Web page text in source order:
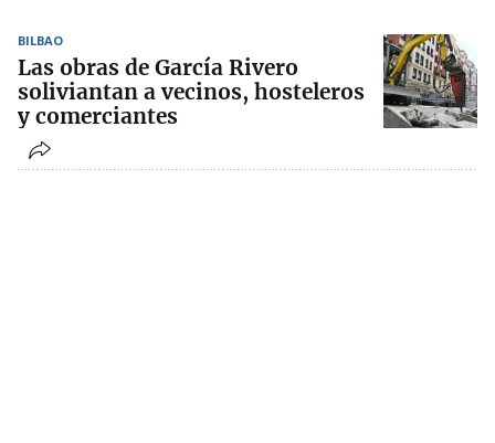
BILBAO
Las obras de García Rivero
soliviantan a vecinos, hosteleros
y comerciantes